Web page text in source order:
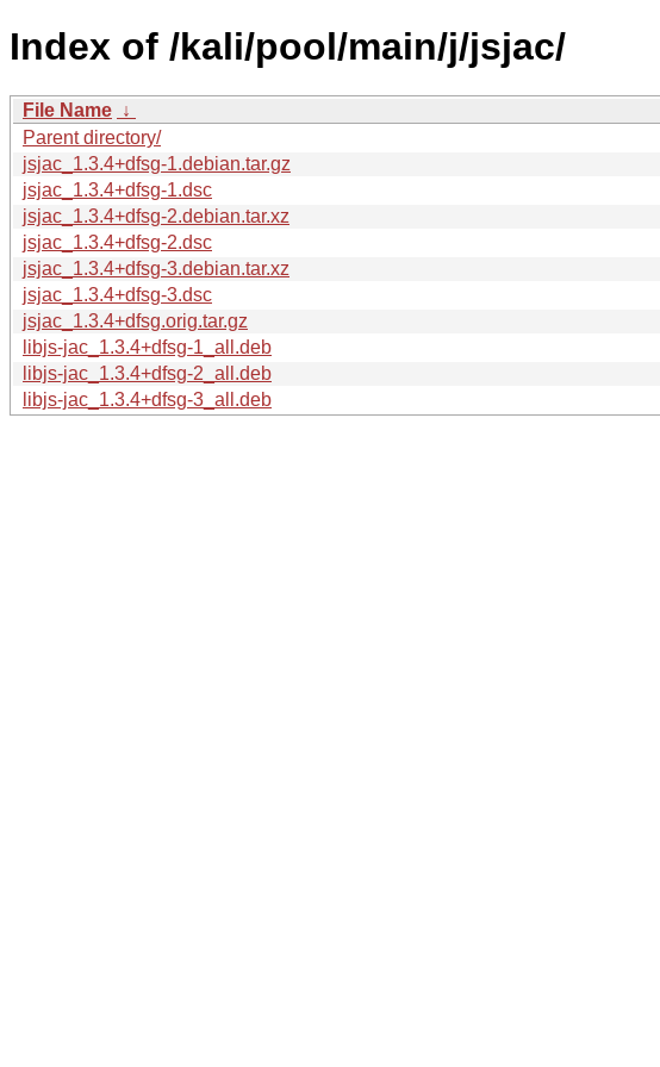
Index of /kali/pool/main/j/jsjac/
File Name ↓
Parent directory/
jsjac_1.3.4+dfsg-1.debian.tar.gz
jsjac_1.3.4+dfsg-1.dsc
jsjac_1.3.4+dfsg-2.debian.tar.xz
jsjac_1.3.4+dfsg-2.dsc
jsjac_1.3.4+dfsg-3.debian.tar.xz
jsjac_1.3.4+dfsg-3.dsc
jsjac_1.3.4+dfsg.orig.tar.gz
libjs-jac_1.3.4+dfsg-1_all.deb
libjs-jac_1.3.4+dfsg-2_all.deb
libjs-jac_1.3.4+dfsg-3_all.deb